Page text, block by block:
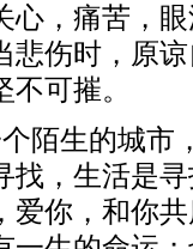
心，痛苦，
悲伤时，原
可摧。
陌生的城市
找，生活是
爱你，和你